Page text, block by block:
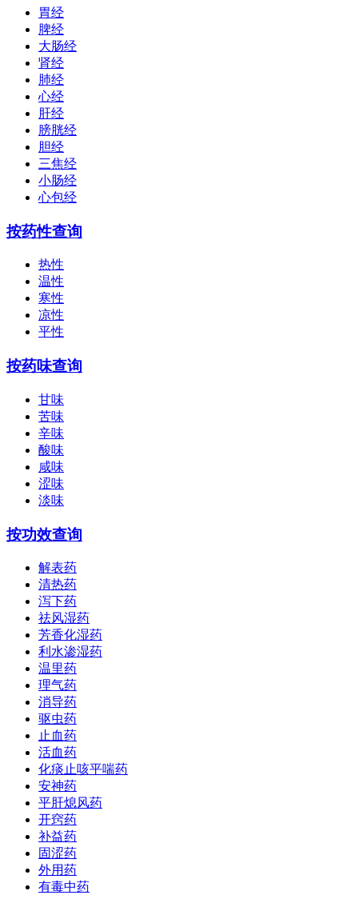
胃经
脾经
大肠经
肾经
肺经
心经
肝经
膀胱经
胆经
三焦经
小肠经
心包经
按药性查询
热性
温性
寒性
凉性
平性
按药味查询
甘味
苦味
辛味
酸味
咸味
涩味
淡味
按功效查询
解表药
清热药
泻下药
祛风湿药
芳香化湿药
利水渗湿药
温里药
理气药
消导药
驱虫药
止血药
活血药
化痰止咳平喘药
安神药
平肝熄风药
开窍药
补益药
固涩药
外用药
有毒中药